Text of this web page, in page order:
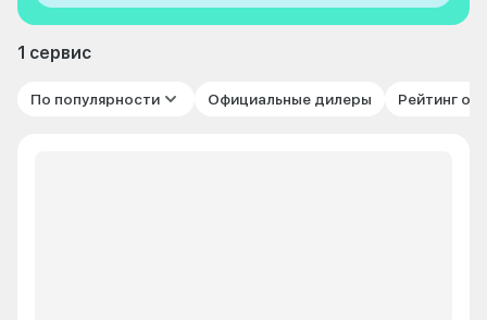
1 сервис
По популярности Официальные дилеры Рейтинг